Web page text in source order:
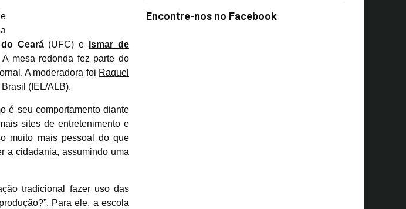
Ceará(UFC) e
Ismar de
A mesa redonda fez parte do
A moderadora foi Raquel
(IEL/ALB).
é seu comportamento diante
sites de entretenimento e
muito mais pessoal do que
a cidadania, assumindo uma
tradicional fazer uso das
Para ele, a escola
Encontre-nos no Facebook